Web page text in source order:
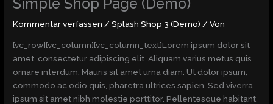
Simple Shop Page (Demo)
Kommentar verfassen /Splash Shop 3 (Demo) / Von
[vc_row][vc_column][vc_column_text]Lorem ipsum dolor sit
amet, consectetur adipiscing elit. Aliquam varius metus quis
ornare interdum. Mauris sit amet urna diam. Ut dolor ipsum,
commodo ac odio quis, pharetra ultrices sapien. Sed viverra
ipsum sit amet nibh molestie porttitor. Pellentesque habitant